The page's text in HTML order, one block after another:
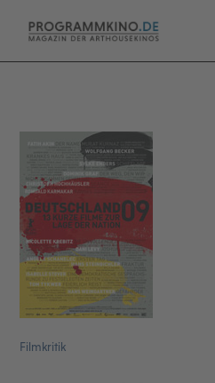
Filmkritik